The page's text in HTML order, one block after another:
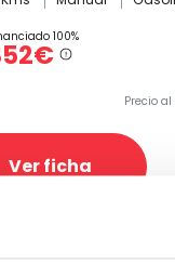
100%
Precio
Ver ficha